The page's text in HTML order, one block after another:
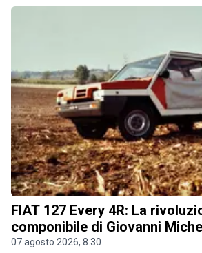
FIAT 127 Every 4R: La
componibile di Giovanni
07 agosto 2026, 8.30